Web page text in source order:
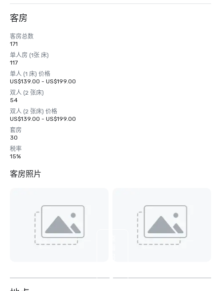
客房
客房总数
171
单人房 (1张 床)
117
单人 (1 床) 价格
US$139.00 - US$199.00
双人 (2 张床)
54
双人 (2 张床) 价格
US$139.00 - US$199.00
套房
30
税率
15%
客房照片
2